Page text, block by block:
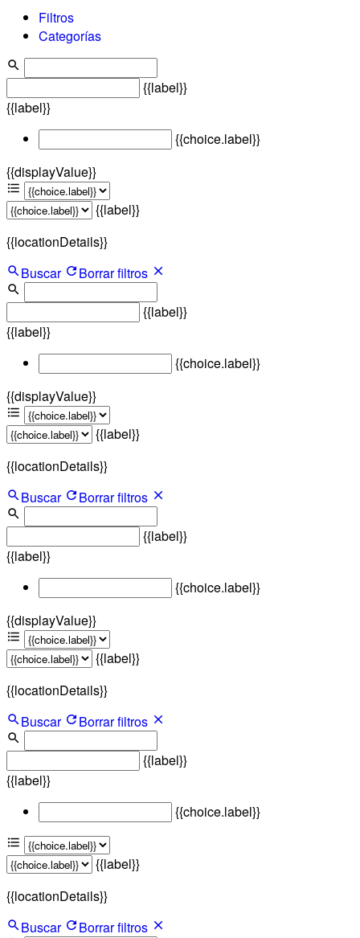
Filtros
Categorías
{{label}}
{{label}}
{{choice.label}}
{{displayValue}}
{{label}}
{{locationDetails}}
Buscar
Borrar filtros
{{label}}
{{label}}
{{choice.label}}
{{displayValue}}
{{label}}
{{locationDetails}}
Buscar
Borrar filtros
{{label}}
{{label}}
{{choice.label}}
{{displayValue}}
{{label}}
{{locationDetails}}
Buscar
Borrar filtros
{{label}}
{{label}}
{{choice.label}}
{{label}}
{{locationDetails}}
Buscar
Borrar filtros